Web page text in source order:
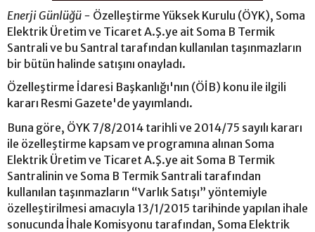
Enerji Günlüğü - Özelleştirme Yüksek Kurulu (ÖYK), Soma
Elektrik Üretim ve Ticaret A.Ş.ye ait Soma B Termik
Santrali ve bu Santral tarafından kullanılan taşınmazların
bir bütün halinde satışını onayladı.
Özelleştirme İdaresi Başkanlığı'nın (ÖİB) konu ile ilgili
kararı Resmi Gazete'de yayımlandı.
Buna göre, ÖYK 7/8/2014 tarihli ve 2014/75 sayılı kararı
ile özelleştirme kapsam ve programına alınan Soma
Elektrik Üretim ve Ticaret A.Ş.ye ait Soma B Termik
Santralinin ve Soma B Termik Santrali tarafından
kullanılan taşınmazların “Varlık Satışı” yöntemiyle
özelleştirilmesi amacıyla 13/1/2015 tarihinde yapılan ihale
sonucunda İhale Komisyonu tarafından, Soma Elektrik